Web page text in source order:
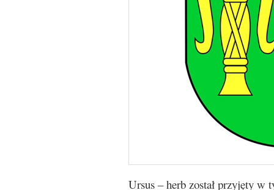
Ursus – herb został przyjęty w